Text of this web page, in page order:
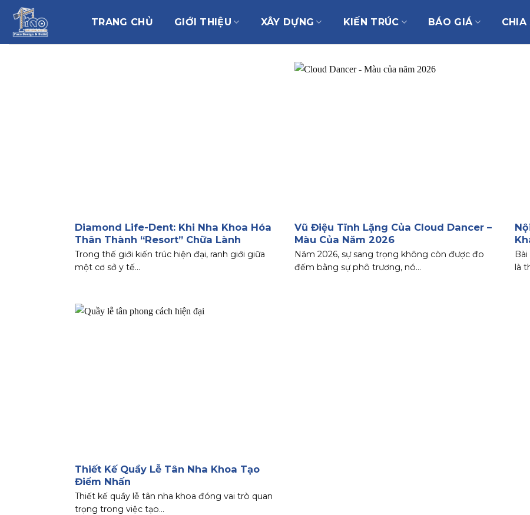
Chuyển
đến
nội
TRANG CHỦ GIỚI THIỆU XÂY DỰNG KIẾN TRÚC BÁO GIÁ CHIA
Diamond Life-Dent: Khi Nha Khoa Hóa
Thân Thành “Resort” Chữa Lành
Trong thế giới kiến trúc hiện đại, ranh giới giữa
một cơ sở y tế...
Vũ Điệu Tĩnh Lặng Của Cloud Dancer –
Màu Của Năm 2026
Năm 2026, sự sang trọng không còn được đo
đếm bằng sự phô trương, nó...
là
Thiết Kế Quầy Lễ Tân Nha Khoa Tạo
Điểm Nhấn
Thiết kế quầy lễ tân nha khoa đóng vai trò quan
trọng trong việc tạo...